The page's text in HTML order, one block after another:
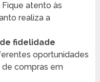
Fique atento às
realiza a
fidelidade
oportunidades
de compras em